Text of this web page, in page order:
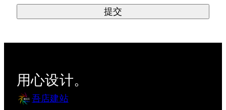
用心设计。
吾店建站